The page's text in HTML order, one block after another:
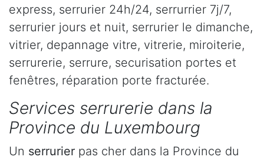
express, serrurier 24h/24, serrurrier 7j/7,
serrurier jours et nuit, serrurier le dimanche,
vitrier, depannage vitre, vitrerie, miroiterie,
serrurerie, serrure, securisation portes et
fenêtres, réparation porte fracturée.
Services serrurerie dans la
Province du Luxembourg
Un serrurier pas cher dans la Province du